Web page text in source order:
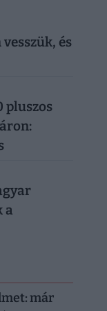
és
pluszos
a
már